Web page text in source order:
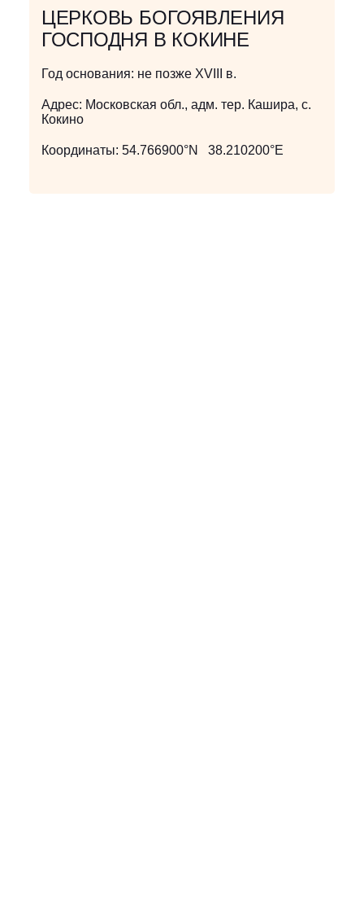
ЦЕРКОВЬ БОГОЯВЛЕНИЯ
ГОСПОДНЯ В КОКИНЕ
Год основания: не позже XVIII в.
Адрес: Московская обл., адм. тер. Кашира, с.
Кокино
Координаты: 54.766900°N 38.210200°E